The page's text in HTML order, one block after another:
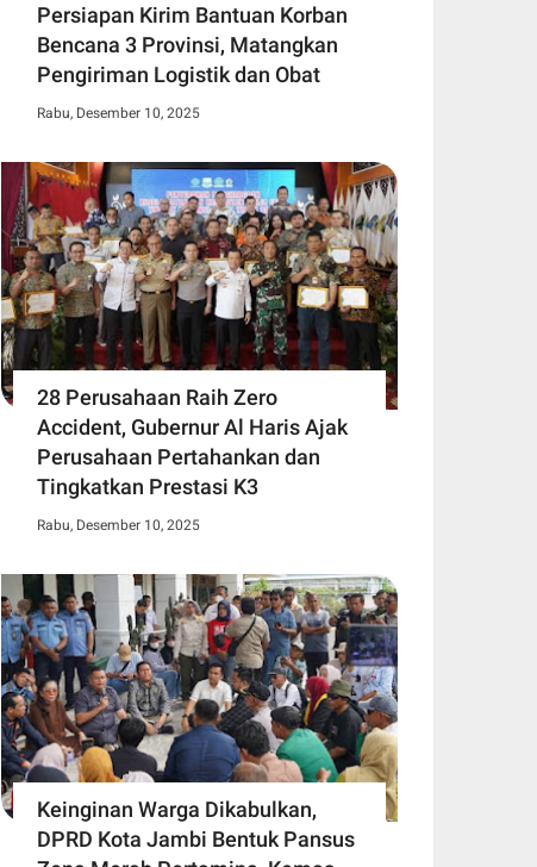
Persiapan Kirim Bantuan Korban
Bencana 3 Provinsi, Matangkan
Pengiriman Logistik dan Obat
Rabu, Desember 10, 2025
28 Perusahaan Raih Zero
Accident, Gubernur Al Haris Ajak
Perusahaan Pertahankan dan
Tingkatkan Prestasi K3
Rabu, Desember 10, 2025
Keinginan Warga Dikabulkan,
DPRD Kota Jambi Bentuk Pansus